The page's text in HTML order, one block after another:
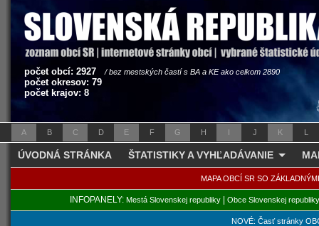
počet obcí: 2927 / bez mestských častí s BA a KE ako celkom 2890
počet okresov: 79
počet krajov: 8
A B C D E F G H I J K L
ÚVODNÁ STRÁNKA ŠTATISTIKY A VYHĽADÁVANIE
MAPA OBCÍ SR SO
INFOPANELY: Mestá Slovenskej republiky| Obce Slovenskej republiky
NOVÉ: Časť stránky